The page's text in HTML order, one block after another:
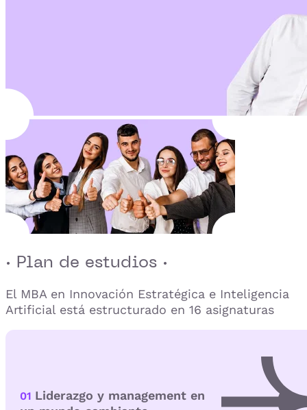
· Plan de estudios ·
El MBA en Innovación Estratégica e Inteligencia
Artificial está estructurado en 16 asignaturas
01 Liderazgo y management en